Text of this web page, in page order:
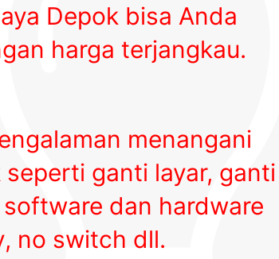
Depok bisa Anda
harga terjangkau.
menangani
ganti layar, ganti
dan hardware
no switch dll.